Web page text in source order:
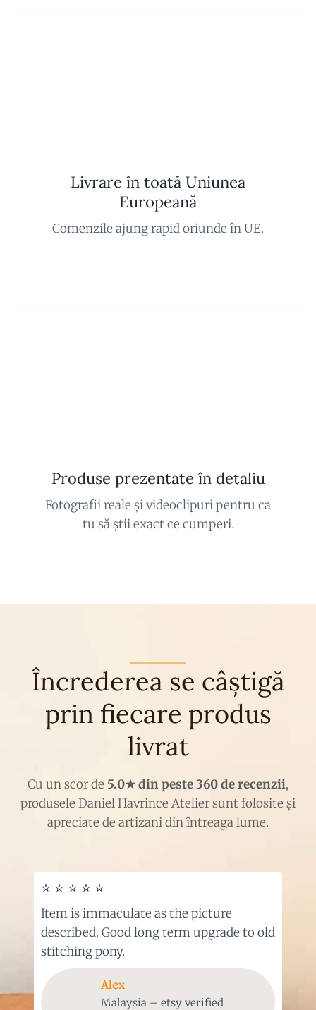
Livrare în toată Uniunea
Europeană
Comenzile ajung rapid oriunde în UE.
Produse prezentate în detaliu
Fotografii reale și videoclipuri pentru ca
tu să știi exact ce cumperi.
Încrederea se câștigă
prin fiecare produs
livrat
Cu un scor de 5.0★ din peste 360 de recenzii,
produsele Daniel Havrince Atelier sunt folosite și
apreciate de artizani din întreaga lume.
⭐ ⭐ ⭐ ⭐ ⭐
Item is immaculate as the picture
described. Good long term upgrade to old
stitching pony.
Alex
Malaysia – etsy verified